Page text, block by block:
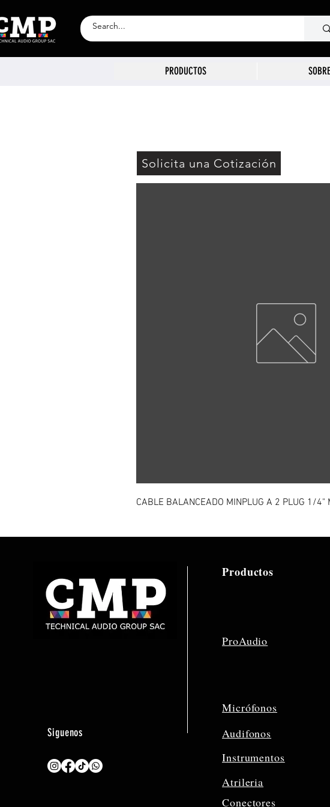
PRODUCTOS
CABLE BALANCEADO MINPLUG A 2 PLUG 1/4"
Solicita una Cotización
Siguenos
Productos
ProAudio
Micrófonos
Audifonos
Instrumentos
Atrileria
Conectores